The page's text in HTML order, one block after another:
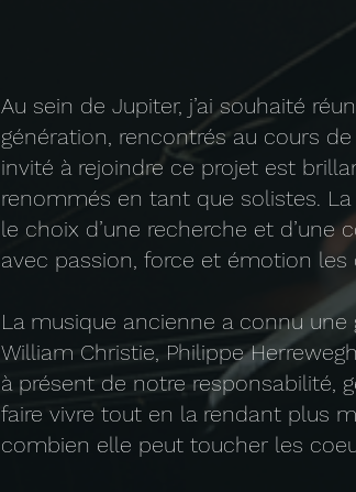
Au sein de Jupiter, j’ai souhaité
génération, rencontrés au cours
invité à rejoindre ce projet est
renommés en tant que solistes.
le choix d’une recherche et
avec passion, force et émotion les
La musique ancienne a connu
William Christie, Philippe
à présent de notre responsabilité,
faire vivre tout en la rendant plus
combien elle peut toucher les